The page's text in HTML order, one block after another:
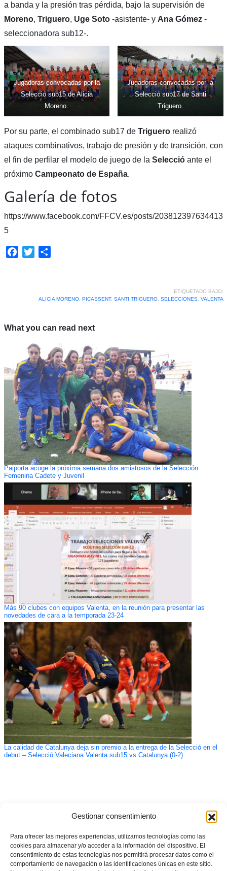
Gestionar consentimiento
Para ofrecer las mejores experiencias, utilizamos tecnologías como las
cookies para almacenar y/o acceder a la información del dispositivo. El
consentimiento de estas tecnologías nos permitirá procesar datos como el
comportamiento de navegación o las identificaciones únicas en este sitio.
a banda y la presión tras pérdida, bajo la supervisión de
Moreno, Triguero, Uge Soto-asistente- y Ana Gómez-
seleccionadora sub12-.
Jugadoras convocadas por la
Selecció sub15 de Alicia
Moreno.
Jugadoras convocadas por la
Selecció sub17 de Santi
Triguero.
Por su parte, el combinado sub17 de Triguerorealizó
ataques combinativos, trabajo de presión y de transición, con
el fin de perfilar el modelo de juego de la Seleccióante el
próximoCampeonato de España.
Galería de fotos
https://www.facebook.com/FFCV.es/posts/203812397634413
5
Facebook
Twitter
ETIQUETADO BAJO:
ALICIA MORENO, PICASSENT, SANTI TRIGUERO, SELECCIONES, VALENTA
What you can read next
Paiporta acoge la próxima semana dos amistosos de la Selección
Femenina Cadete y Juvenil
Más 90 clubes con equipos Valenta, en la reunión para presentar las
novedades de cara a la temporada 23-24
La calidad de Catalunya deja sin premio a la entrega de la Selecció en el
debut – Selecció Valeciana Valenta sub15 vs Catalunya (0-2)